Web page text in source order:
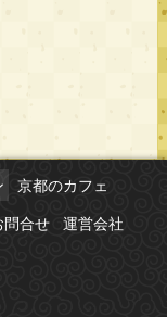
京都のカフェ
問合せ
運営会社